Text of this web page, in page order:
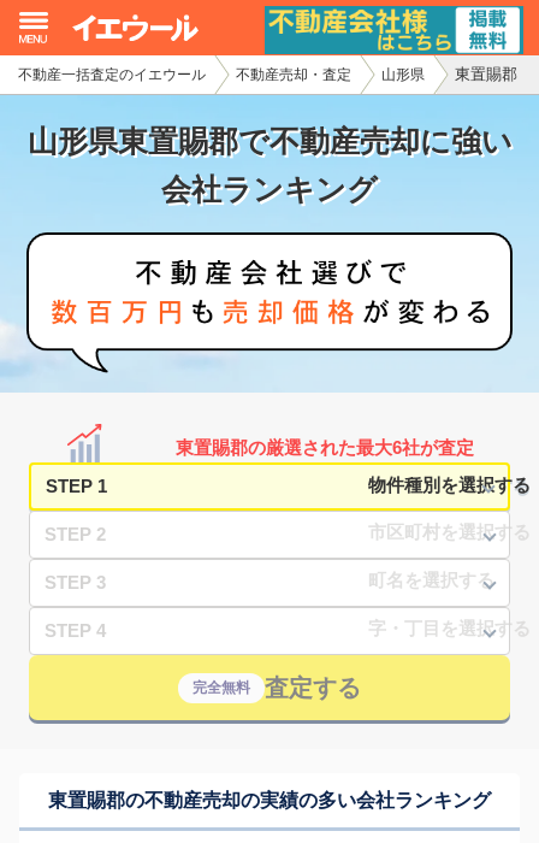
不動産一括査定のイエウール 不動産売却・査定 山形県 東置賜郡
山形県東置賜郡で不動産売却に強い
会社ランキング
東置賜郡の厳選された最大6社が査定
STEP 1
STEP 2
STEP 3
STEP 4
完全無料 査定する
東置賜郡の不動産売却の実績の多い会社ランキング
イエウール加盟希望の不動産会社様
初めての方へ
不動産の売却・一括査定
家査定シミュレーター
お問い合わせ